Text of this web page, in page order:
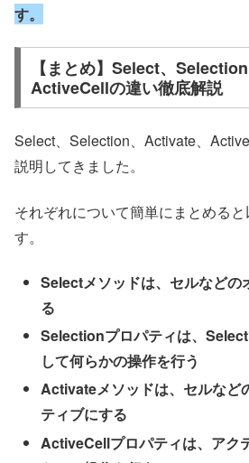
す。
【まとめ】Select、
ActiveCellの違い徹底解説
Select、Selection、Activate、
説明してきました。
それぞれについて簡単にまとめる
す。
Selectメソッドは、セルなどの
る
Selectionプロパティは、
して何らかの操作を行う
Activateメソッドは、セルなど
ティブにする
ActiveCellプロパティは、アク